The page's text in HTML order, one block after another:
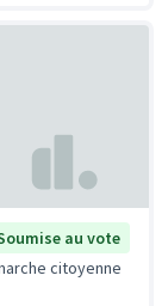
au vote
citoyenne